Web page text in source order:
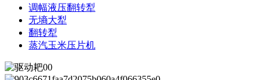
调幅液压翻转犁
无墒大犁
翻转犁
蒸汽玉米压片机